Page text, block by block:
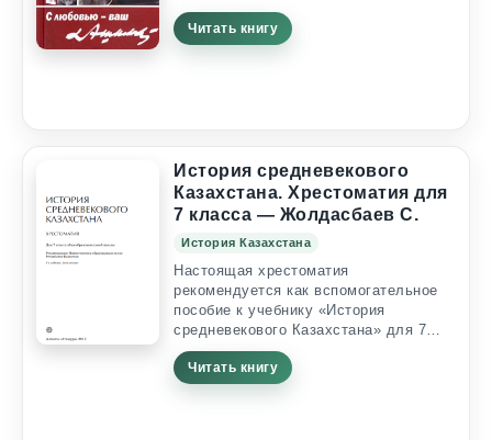
трудностях профессии, о безвременно
ушедших из жизни близких людях, о
природе любви и женщинах,
Читать книгу
История средневекового
Казахстана. Хрестоматия для
7 класса — Жолдасбаев С.
История Казахстана
Настоящая хрестоматия
рекомендуется как вспомогательное
пособие к учебнику «История
средневекового Казахстана» для 7
класса. Она составлена в
соответствии с содержанием
учебника, утвержденным согласно
Читать книгу